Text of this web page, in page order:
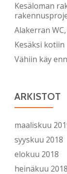
Kesäloman
Alakerran
Kesäksi kotiin
Vähiin käy
ARKISTOT
maaliskuu
syyskuu 2018
elokuu 2018
heinäkuu 2018